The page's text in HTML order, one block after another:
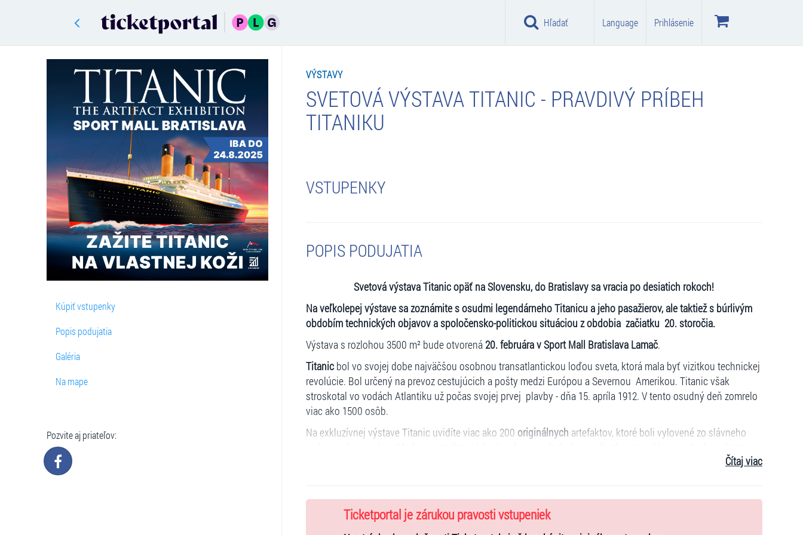
Hľadať Language Prihlásenie
Kúpiť vstupenky
Popis podujatia
Galéria
Na mape
Pozvite aj priateľov:
VÝSTAVY
SVETOVÁ VÝSTAVA TITANIC - PRAVDIVÝ PRÍBEH
TITANIKU
VSTUPENKY
POPIS PODUJATIA
Svetová výstava Titanic opäť na Slovensku, do Bratislavy sa vracia po desiatich rokoch!
Na veľkolepej výstave sa zoznámite s osudmi legendárneho Titanicu a jeho pasažierov, ale taktiež s búrlivým
obdobím technických objavov a spoločensko-politickou situáciou z obdobia začiatku 20. storočia.
Výstava s rozlohou 3500 m² bude otvorená 20. februára v Sport Mall Bratislava Lamač.
Titanic bol vo svojej dobe najväčšou osobnou transatlantickou loďou sveta, ktorá mala byť vizitkou technickej
revolúcie. Bol určený na prevoz cestujúcich a pošty medzi Európou a Severnou Amerikou. Titanic však
stroskotal vo vodách Atlantiku už počas svojej prvej plavby - dňa 15. apríla 1912. V tento osudný deň zomrelo
viac ako 1500 osôb.
Na exkluzívnej výstave Titanic uvidíte viac ako 200 originálnych artefaktov, ktoré boli vylovené zo slávneho
cestujúcich (šperky, kabelky a rôzne časti oblečenia). Vďaka dokonalej rekonštrukcii kajút, strojovne či jedálne
Práve osobné zážitky návštevníkov a veľké množstvo reálnych exponátov zaraďuje výstavu Titanic k
Čítaj viac
Ticketportal je zárukou pravosti vstupeniek